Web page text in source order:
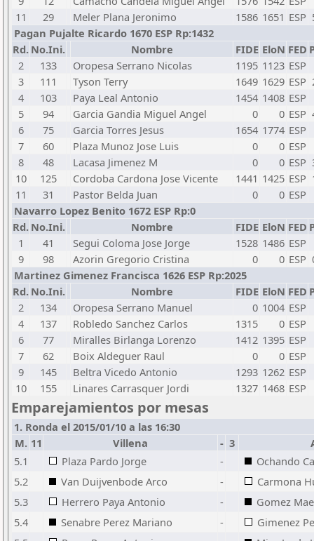
11
29 Meler Plana Jeronimo 1586 1651 ESP
Pagan Pujalte Ricardo 1670 ESP Rp:1432
Rd. No.Ini. Nombre FIDE EloN FED
2
133 Oropesa Serrano Nicolas 1195 1123 ESP
3
111 Tyson Terry 1649 1629 ESP
4
103 Paya Leal Antonio 1454 1408 ESP
5
94 Garcia Gandia Miguel Angel 0 0 ESP
6
75 Garcia Torres Jesus 1654 1774 ESP
7
60 Plaza Munoz Jose Luis 0 0 ESP
8
48 Lacasa Jimenez M 0 0 ESP
10
125 Cordoba Cardona Jose Vicente 1441 1425 ESP
11
31 Pastor Belda Juan 0 0 ESP
Navarro Lopez Benito 1672 ESP Rp:0
Rd. No.Ini. Nombre FIDE EloN FED
1
41 Segui Coloma Jose Jorge 1528 1486 ESP
9
98 Azorin Gregorio Cristina 0 0 ESP
Martinez Gimenez Francisca 1626 ESP Rp:2025
Rd. No.Ini. Nombre FIDE EloN FED
2
134 Oropesa Serrano Manuel 0 1004 ESP
4
137 Robledo Sanchez Carlos 1315 0 ESP
6
77 Miralles Birlanga Lorenzo 1412 1395 ESP
7
62 Boix Aldeguer Raul 0 0 ESP
9
145 Beltra Vicedo Antonio 1293 1262 ESP
10
155 Linares Carrasquer Jordi 1327 1468 ESP
Emparejamientos por mesas
1. Ronda el 2015/01/10 a las 16:30
M. 11 Villena - 3
5.1
Plaza Pardo Jorge -
Ochando
5.2
Van Duijvenbode Arco -
Carmona
5.3
Herrero Paya Antonio -
Gomez
5.4
Senabre Perez Mariano -
Gimenez